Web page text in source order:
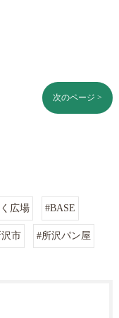
次のページ >
広場 #BASE
市 #所沢パン屋